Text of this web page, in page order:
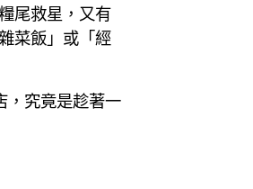
尾救星，又有
菜飯」或「經
，究竟是趁著一